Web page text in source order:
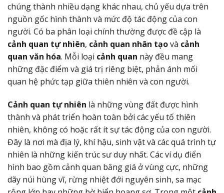
chúng thành nhiều dạng khác nhau, chủ yếu dựa trên
nguồn gốc hình thành và mức độ tác động của con
người. Có ba phân loại chính thường được đề cập là
cảnh quan tự nhiên, cảnh quan nhân tạovà cảnh
quan văn hóa. Mỗi loại cảnh quan này đều mang
những đặc điểm và giá trị riêng biệt, phản ánh mối
quan hệ phức tạp giữa thiên nhiên và con người.
Cảnh quan tự nhiên là những vùng đất được hình
thành và phát triển hoàn toàn bởi các yếu tố thiên
nhiên, không có hoặc rất ít sự tác động của con người.
Đây là nơi mà địa lý, khí hậu, sinh vật và các quá trình tự
nhiên là những kiến trúc sư duy nhất. Các ví dụ điển
hình bao gồm cảnh quan băng giá ở vùng cực, những
dãy núi hùng vĩ, rừng nhiệt đới nguyên sinh, sa mạc